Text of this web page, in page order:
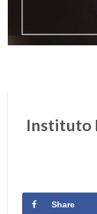
Instituto
Share